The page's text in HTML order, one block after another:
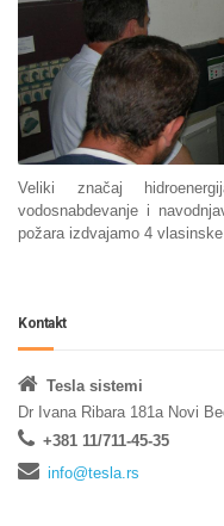
Veliki značaj
vodosnabdevanje i
požara izdvajamo 4
Kontakt
Tesla sistemi
Dr Ivana Ribara 181a Novi
+381 11/711-45-35
info@tesla.rs